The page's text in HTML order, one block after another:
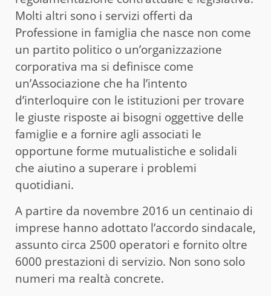
Molti altri sono i servizi offerti da
Professione in famiglia che nasce non come
un partito politico o un’organizzazione
corporativa ma si definisce come
un’Associazione che ha l’intento
d’interloquire con le istituzioni per trovare
le giuste risposte ai bisogni oggettive delle
famiglie e a fornire agli associati le
opportune forme mutualistiche e solidali
che aiutino a superare i problemi
quotidiani.
A partire da novembre 2016 un centinaio di
imprese hanno adottato l’accordo sindacale,
assunto circa 2500 operatori e fornito oltre
6000 prestazioni di servizio. Non sono solo
numeri ma realtà concrete.